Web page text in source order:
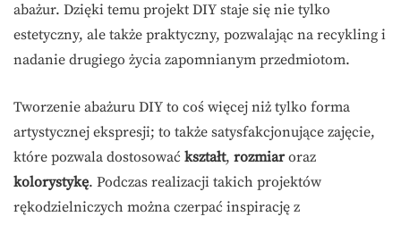
abażur. Dzięki temu projekt DIY staje się nie tylko
estetyczny, ale także praktyczny, pozwalając na recykling i
nadanie drugiego życia zapomnianym przedmiotom.
Tworzenie abażuru DIY to coś więcej niż tylko forma
artystycznej ekspresji; to także satysfakcjonujące zajęcie,
które pozwala dostosować kształt, rozmiaroraz
kolorystykę. Podczas realizacji takich projektów
rękodzielniczych można czerpać inspirację z